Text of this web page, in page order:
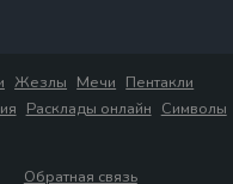
Жезлы Мечи Пентакли
Расклады онлайн Символы
Обратная связь